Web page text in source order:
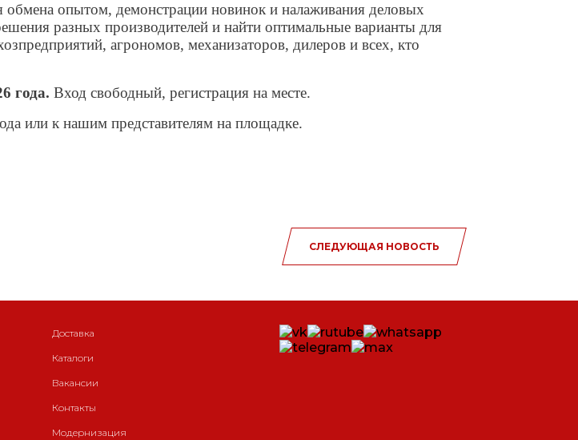
опытом, демонстрации новинок и налаживания деловых
разных производителей и найти оптимальные варианты для
агрономов, механизаторов, дилеров и всех, кто
года. Вход свободный, регистрация на месте.
или к нашим представителям на площадке.
СЛЕДУЮЩАЯ НОВОСТЬ
Доставка
Каталоги
Вакансии
Контакты
Модернизация